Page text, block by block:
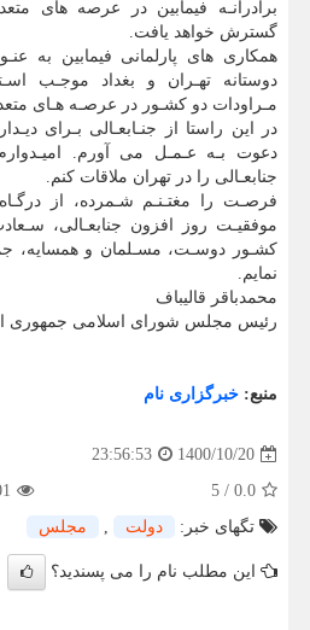
برادرانـه فیمابین در عرصه های
گسترش خواهد یافت.
همکاری های پارلمانی فیمابین به
دوستانه تهـران و بغداد موجـب
مـراودات دو کشـور در عرصـه هـای
در این راستا از جنـابعـالی بـرای
دعوت بـه عـمـل می آورم.
جنابعـالی را در تهران ملاقات کنم.
فرصـت را مغتـنـم شـمرده، از
موفقیـت روز افزون جنابعـالی،
کشـور دوسـت، مسـلمان و همسایه،
نمایم.
محمدباقر قالیباف
رئیس مجلس شورای اسلامی جمهوری
منبع: خبرگزاری نام
1400/10/20
23:56:53
0.0
/
5
تگهای خبر:
دولت , مجلس
این مطلب نام را می پسندید؟